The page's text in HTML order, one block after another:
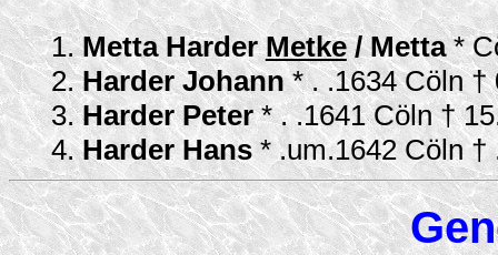
1.Metta HarderMetke/ Metta*
2.Harder Johann* . .1634 Cöln
3.Harder Peter* . .1641 Cöln †
4.Harder Hans * .um.1642 Cöln